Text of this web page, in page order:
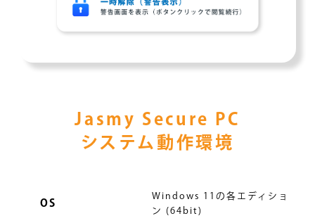
Jasmy Secure PC
システム動作環境
OS
Windows 11の各エディショ
ン (64bit)